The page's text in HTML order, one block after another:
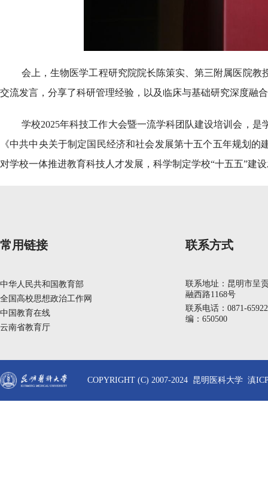
会上，生物医学工程研究院院长陈策实、第三附属医院
交流发言，分享了科研管理经验，以及临床与基础研究深度融
学校2025年科技工作大会暨一流学科团队建设培训会，
《中共中央关于制定国民经济和社会发展第十五个五年规划
对学校一体推进教育科技人才发展，科学制定学校“十五五”建
常用链接
中华人民共和国教育部
全国高校思想政治工作网
中国教育在线
云南省教育厅
联系方式
联系地址：昆明市呈
融西路1168号
联系电话：0871-
编：650500
COPYRIGHT (C) 2007-2024 昆明医科大学 滇